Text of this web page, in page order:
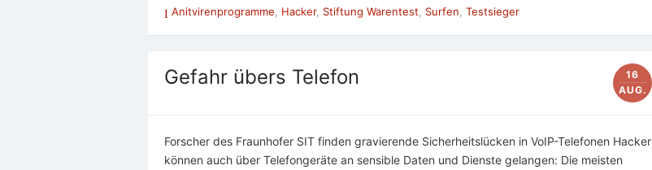
Anitvirenprogramme, Hacker, Stiftung Warentest, Surfen, Testsieger
Gefahr übers Telefon
16
AUG.
Forscher des Fraunhofer SIT finden gravierende Sicherheitslücken in VoIP-Telefonen Hacker
können auch über Telefongeräte an sensible Daten und Dienste gelangen: Die meisten